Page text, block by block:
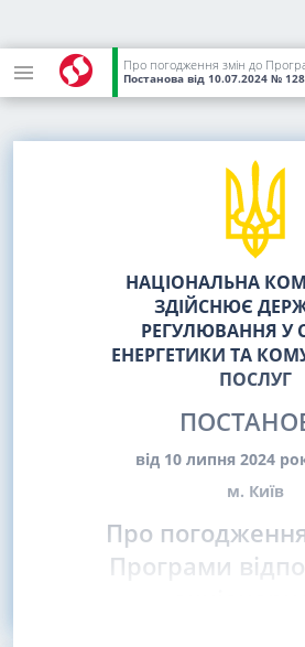
Постанова від 10.07.2024 №
НАЦІОНАЛЬНА
ЗДІЙСНЮЄ
РЕГУЛЮВАННЯ У
ЕНЕРГЕТИКИ ТА
ПОСЛУГ
від 10 липня 2024
м. Київ
Про
Програми